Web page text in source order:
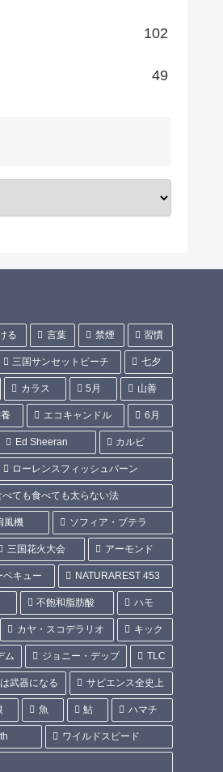
102
49
る 言葉 禁煙 習慣
三国サンセットビーチ 七夕
カラス 5月 山善
エコキャンドル 6月
Ed Sheeran カルビ
ローレンスフィッシュバーン
べても食べても太らない法
風機 ソフィア・ブテラ
三国花火大会 アーモンド
ベキュー NATURAREST 453
不飽和脂肪酸 ハモ
カヤ・スコデラリオ キック
ム ジョニー・デップ TLC
武器になる サピエンス全史上
魚 鮎 ハマチ
ワイルドスピード